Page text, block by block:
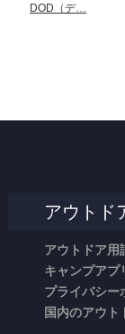
DOD（デ…
アウトド
アウトドア用
キャンプアプ
プライバシー
国内のアウト